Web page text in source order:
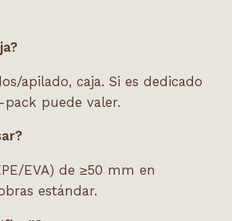
apilado, caja. Si es dedicado
puede valer.
EVA) de ≥50 mm en
estándar.